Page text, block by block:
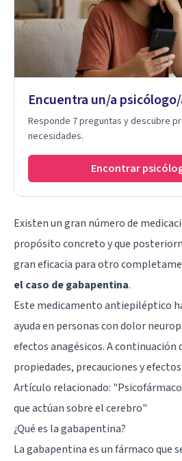
Encuentra un/a
Responde 7 preguntas y descubre
necesidades.
Encontrar
Existen un gran número de
propósito concreto y que
gran eficacia para otro
el caso de gabapentina.
Este medicamento antiepiléptico
ayuda en personas con dolor
efectos anagésicos. A continuación
propiedades, precauciones y
Artículo relacionado: "
que actúan sobre el cerebro"
¿Qué es la gabapentina?
La gabapentina es un fármaco que